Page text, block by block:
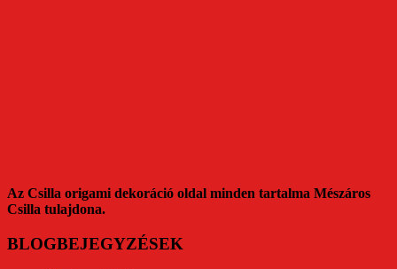
Az Csilla origami dekoráció oldal minden tartalma Mészáros
Csilla tulajdona.
BLOGBEJEGYZÉSEK